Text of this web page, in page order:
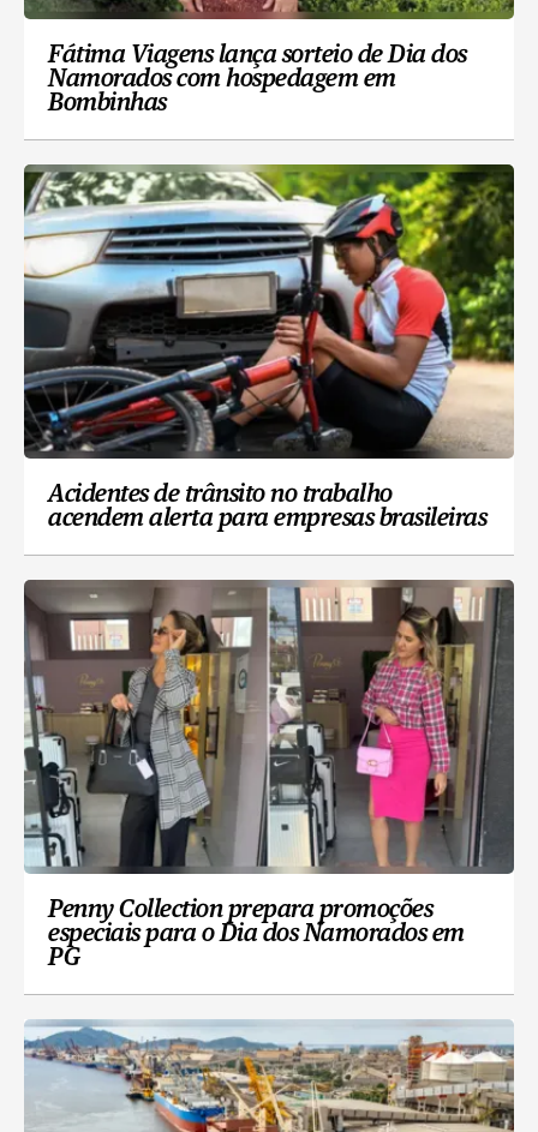
Fátima Viagens lança sorteio de Dia dos
Namorados com hospedagem em
Bombinhas
Acidentes de trânsito no trabalho
acendem alerta para empresas brasileiras
Penny Collection prepara promoções
especiais para o Dia dos Namorados em
PG